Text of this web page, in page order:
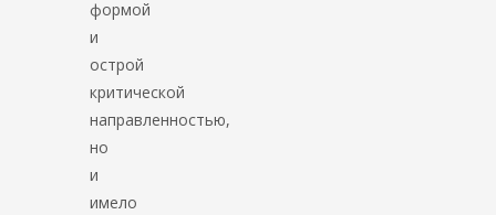
формой
и
острой
критической
направленностью,
но
и
имело